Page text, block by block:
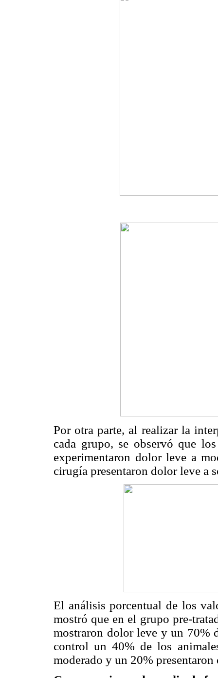
Por otra parte, al realizar la
cada grupo, se observó que
experimentaron dolor leve a
cirugía presentaron dolor leve a
El análisis porcentual de los
mostró que en el grupo pre-
mostraron dolor leve y un 70%
control un 40% de los
moderado y un 20% presentaron